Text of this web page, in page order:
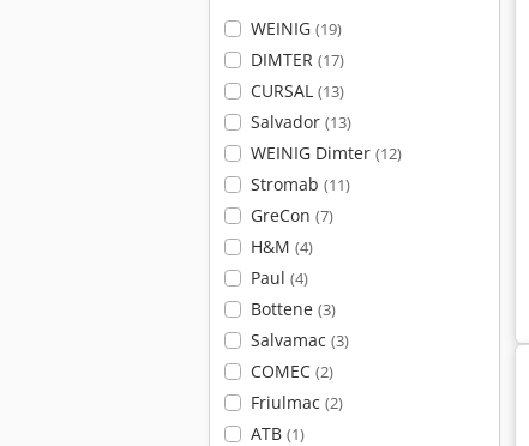
WEINIG (19)
DIMTER (17)
CURSAL (13)
Salvador (13)
WEINIG Dimter (12)
Stromab (11)
GreCon (7)
H&M (4)
Paul (4)
Bottene (3)
Salvamac (3)
COMEC (2)
Friulmac (2)
ATB (1)